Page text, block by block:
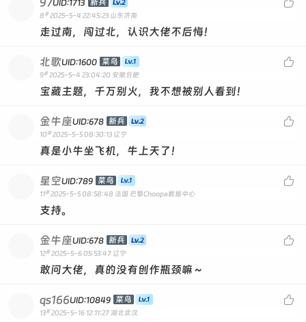
UID:1713 新兵
8 # 2025-5-4 22:45:23 山东济南
走过南，闯过北，认识大佬不后悔！

北歌UID:1600 菜鸟
9# 2025-5-4 23:04:20 安徽合肥
宝藏主题，千万别火，我不想被别人看到！

金牛座UID:678 新兵
10 # 2025-5-5 08:30:13 辽宁
真是小牛坐飞机，牛上天了！

星空UID:789 菜鸟
11# 2025-5-5 08:58:48 法国 巴黎Choopa数据中心
支持。

金牛座UID:678 新兵
12# 2025-5-6 05:53:47 辽宁
敢问大佬，真的没有创作瓶颈嘛～

qs166UID:10849 菜鸟
13# 2025-5-16 12:11:27 湖北武汉